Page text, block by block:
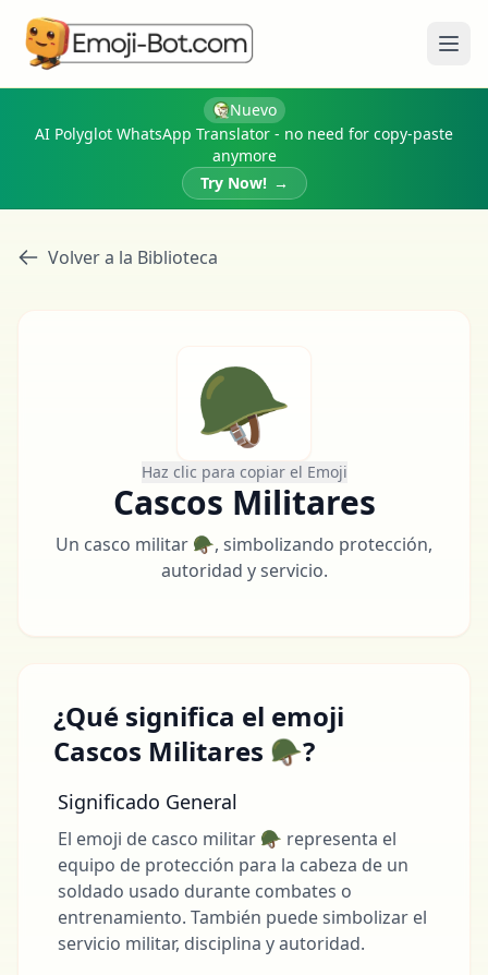
Nuevo
AI Polyglot WhatsApp Translator - no need for copy-paste
anymore
Try Now! →
Volver a la Biblioteca
🪖
Haz clic para copiar el Emoji
Cascos Militares
Un casco militar 🪖, simbolizando protección,
autoridad y servicio.
¿Qué significa el emoji
Cascos Militares 🪖?
Significado General
El emoji de casco militar 🪖 representa el
equipo de protección para la cabeza de un
soldado usado durante combates o
entrenamiento. También puede simbolizar el
servicio militar, disciplina y autoridad.